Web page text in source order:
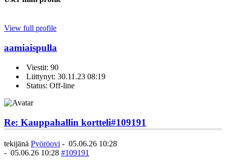
View full profile
aamiaispulla
Viestit: 90
Liittynyt: 30.11.23 08:19
Status: Off-line
Re: Kauppahallin kortteli#109191
tekijänä Pyöröovi - 05.06.26 10:28
- 05.06.26 10:28 #109191